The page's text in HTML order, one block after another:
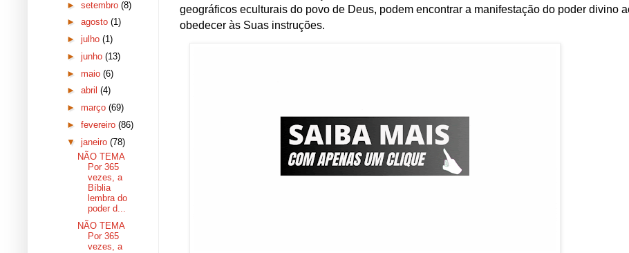
geográficos eculturais do povo de Deus, podem encontrar a manifestação do poder divino
obedecer às Suas instruções.
► setembro (8)
► agosto (1)
► julho (1)
► junho (13)
► maio (6)
► abril (4)
► março (69)
► fevereiro (86)
▼ janeiro (78)
NÃO TEMA
Por 365
vezes, a
Bíblia
lembra do
poder d...
NÃO TEMA
Por 365
vezes, a